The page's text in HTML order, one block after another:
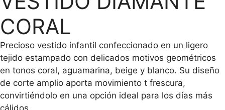
CORAL
Precioso vestido infantil confeccionado en un ligero
tejido estampado con delicados motivos geométricos
en tonos coral, aguamarina, beige y blanco. Su diseño
de corte amplio aporta movimiento t frescura,
convirtiéndolo en una opción ideal para los días más